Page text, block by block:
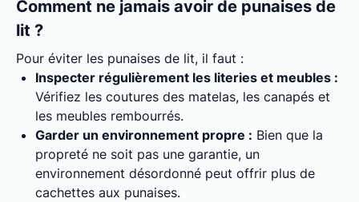
Comment ne jamais avoir de punaises de
lit ?
Pour éviter les punaises de lit, il faut :
Inspecter régulièrement les literies et meubles :
Vérifiez les coutures des matelas, les canapés et
les meubles rembourrés.
Garder un environnement propre : Bien que la
propreté ne soit pas une garantie, un
environnement désordonné peut offrir plus de
cachettes aux punaises.